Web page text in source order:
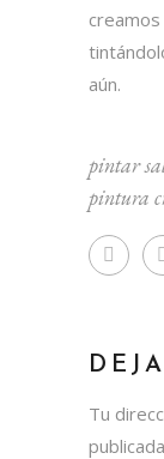
aún.
pintar
pintura
Tu